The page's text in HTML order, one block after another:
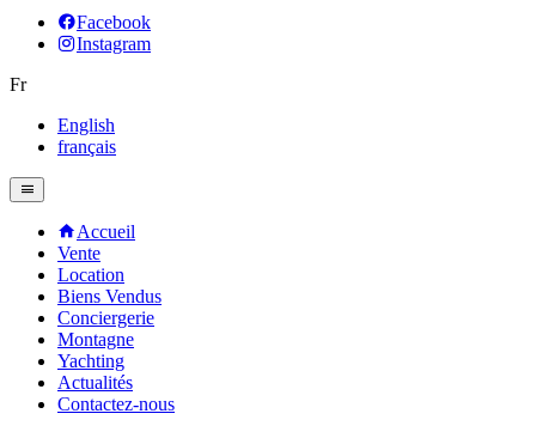
Facebook
Instagram
Fr
English
français
Accueil
Vente
Location
Biens Vendus
Conciergerie
Montagne
Yachting
Actualités
Contactez-nous